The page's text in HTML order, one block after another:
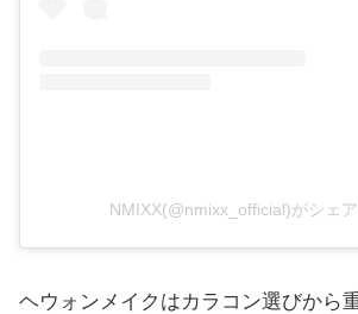
NMIXX(@nmixx_official)がシェ
ヘウォンメイクはカラコン選びから